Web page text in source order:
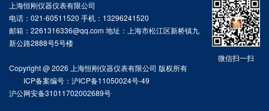
微信扫一扫
上海恒刚仪器仪表有限公司
电话：021-60511520 手机：13296241520
邮箱：2261316336@qq.com 地址：上海市松江区新桥镇九
新公路2888号5号楼
Copyright @ 2026 上海恒刚仪器仪表有限公司 版权所有
ICP备案编号：沪ICP备11050024号-49
沪公网安备31011702002689号